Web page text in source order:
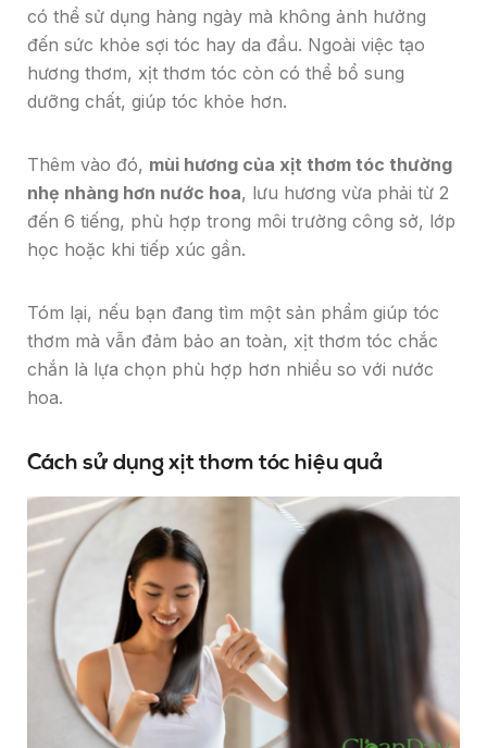
có thể sử dụng hàng ngày mà không ảnh hưởng
đến sức khỏe sợi tóc hay da đầu. Ngoài việc tạo
hương thơm, xịt thơm tóc còn có thể bổ sung
dưỡng chất, giúp tóc khỏe hơn.
Thêm vào đó, mùi hương của xịt thơm tóc thường
nhẹ nhàng hơn nước hoa, lưu hương vừa phải từ 2
đến 6 tiếng, phù hợp trong môi trường công sở, lớp
học hoặc khi tiếp xúc gần.
Tóm lại, nếu bạn đang tìm một sản phẩm giúp tóc
thơm mà vẫn đảm bảo an toàn, xịt thơm tóc chắc
chắn là lựa chọn phù hợp hơn nhiều so với nước
hoa.
Cách sử dụng xịt thơm tóc hiệu quả